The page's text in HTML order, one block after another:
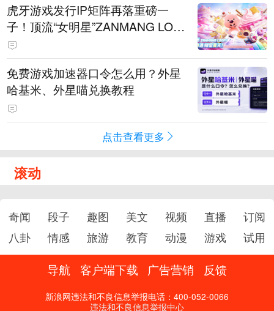
虎牙游戏发行IP矩阵再落重磅一
子！顶流“女明星”ZANMANG LOO
PY 正版3D消除手游《消消奇遇》
惊喜曝光
免费游戏加速器口令怎么用？外星
哈基米、外星喵兑换教程
点击查看更多
滚动
奇闻 段子 趣图 美文 视频 直播
订阅
八卦
情感 旅游 教育 动漫 游戏 试用
导航 客户端下载 广告营销 反馈
新浪网违法和不良信息举报电话：400-052-0066
违法和不良信息举报中心